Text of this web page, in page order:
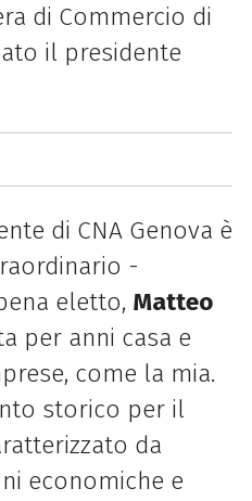
di Commercio di
il presidente
di CNA Genova è
-
eletto, Matteo
per anni casa e
come la mia.
storico per il
da
economiche e